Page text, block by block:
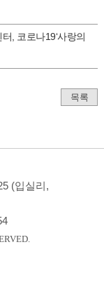
, 코로나19‘사랑의
목록
(입실리,